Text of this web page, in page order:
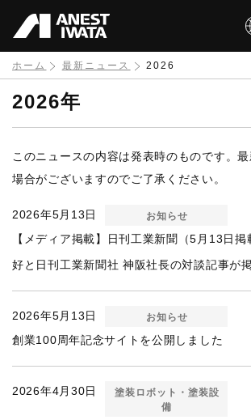
イ
ン
に
動
ホーム 最新ニュース 2026
2026年
このニュースの内容は発表時のものです。
場合がございますのでご了承ください。
2026年5月13日 お知らせ
【メディア掲載】日刊工業新聞（5月13日
好と日刊工業新聞社 神阪社長の対談記事が
2026年5月13日 お知らせ
創業100周年記念サイトを公開しました
2026年4月30日
塗装ロボット・塗装設
備